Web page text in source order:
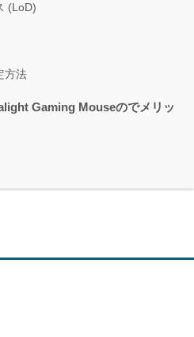
(LoD)
方法
Gaming Mouseのでメリッ